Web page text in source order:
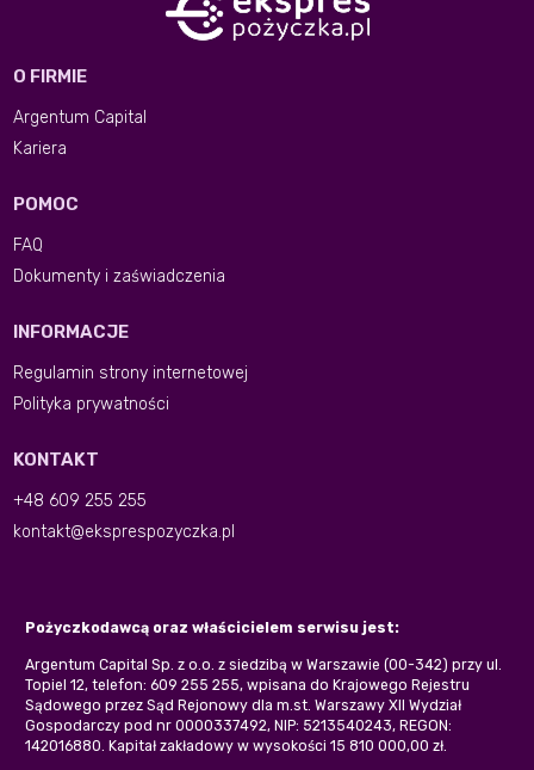
O FIRMIE
Argentum Capital
Kariera
POMOC
FAQ
Dokumenty i zaświadczenia
INFORMACJE
Regulamin strony internetowej
Polityka prywatności
KONTAKT
+48 609 255 255
kontakt@eksprespozyczka.pl
Pożyczkodawcą oraz właścicielem serwisu jest:
Argentum Capital Sp. z o.o. z siedzibą w Warszawie (00-342) przy ul.
Topiel 12, telefon: 609 255 255, wpisana do Krajowego Rejestru
Sądowego przez Sąd Rejonowy dla m.st. Warszawy XII Wydział
Gospodarczy pod nr 0000337492, NIP: 5213540243, REGON:
142016880. Kapitał zakładowy w wysokości 15 810 000,00 zł.